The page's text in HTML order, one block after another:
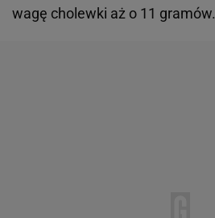
wagę cholewki aż o 11 gramów.